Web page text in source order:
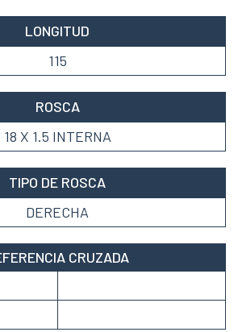
LONGITUD
115
ROSCA
18 X 1.5 INTERNA
TIPO DE ROSCA
DERECHA
CRUZADA